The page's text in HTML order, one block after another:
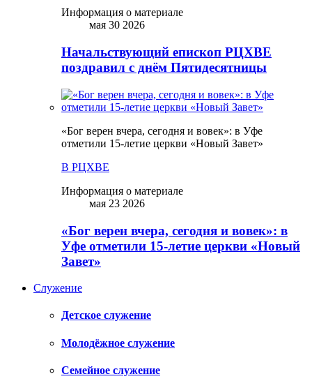
Информация о материале
мая 30 2026
Начальствующий епископ РЦХВЕ
поздравил с днём Пятидесятницы
«Бог верен вчера, сегодня и вовек»: в Уфе
отметили 15-летие церкви «Новый Завет»
В РЦХВЕ
Информация о материале
мая 23 2026
«Бог верен вчера, сегодня и вовек»: в
Уфе отметили 15-летие церкви «Новый
Завет»
Служение
Детское служение
Молодёжное служение
Семейное служение